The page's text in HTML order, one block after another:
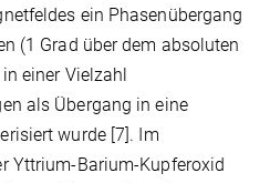
ein Phasenübergang
(1 Grad über dem absoluten
einer Vielzahl
als Übergang in eine
wurde [7]. Im
Yttrium-Barium-Kupferoxid